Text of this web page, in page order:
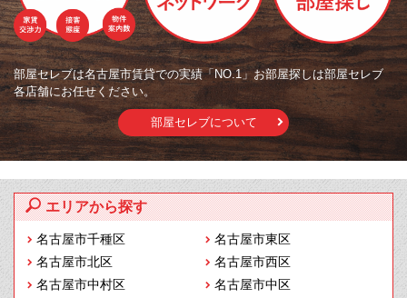
部屋セレブは名古屋市賃貸での実績「NO.1」お部屋探しは部屋セレブ
各店舗にお任せください。
部屋セレブについて
エリアから探す
名古屋市千種区
名古屋市東区
名古屋市北区
名古屋市西区
名古屋市中村区
名古屋市中区